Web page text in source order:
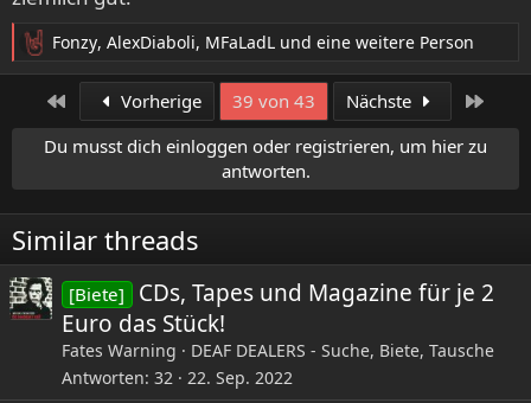
R
e
o
n
e
n
:
Fonzy, AlexDiaboli, MFaLadL und eine weitere Person
Erste Vorherige 39 von 43 Nächste
Du musst dich einloggen oder registrieren, um hier zu
antworten.
Similar threads
[Biete]
CDs, Tapes und Magazine für je 2
Euro das Stück!
Fates Warning
DEAF DEALERS - Suche, Biete, Tausche
Antworten 32 22. Sep. 2022